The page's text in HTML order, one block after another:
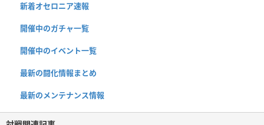
新着オセロニア速報
開催中のガチャ一覧
開催中のイベント一覧
最新の闘化情報まとめ
最新のメンテナンス情報